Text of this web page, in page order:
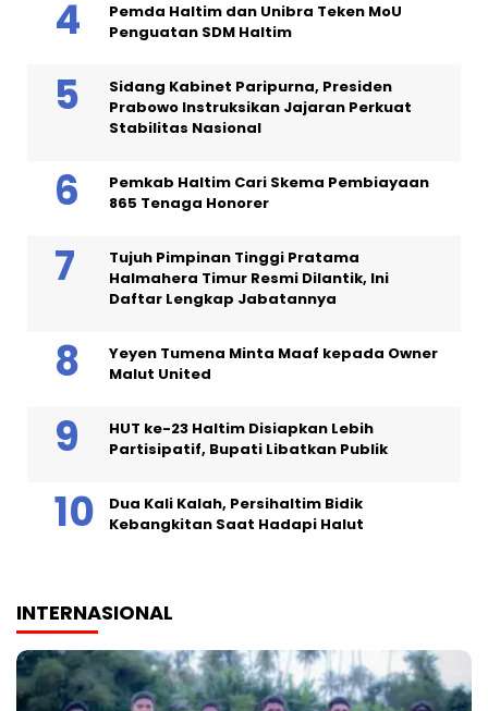
Pemda Haltim dan Unibra Teken MoU
Penguatan SDM Haltim
Sidang Kabinet Paripurna, Presiden
Prabowo Instruksikan Jajaran Perkuat
Stabilitas Nasional
Pemkab Haltim Cari Skema Pembiayaan
865 Tenaga Honorer
Tujuh Pimpinan Tinggi Pratama
Halmahera Timur Resmi Dilantik, Ini
Daftar Lengkap Jabatannya
Yeyen Tumena Minta Maaf kepada Owner
Malut United
HUT ke-23 Haltim Disiapkan Lebih
Partisipatif, Bupati Libatkan Publik
Dua Kali Kalah, Persihaltim Bidik
Kebangkitan Saat Hadapi Halut
INTERNASIONAL